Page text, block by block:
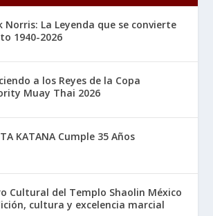
Norris: La Leyenda que se convierte
1940-2026
a los Reyes de la Copa
Muay Thai 2026
KATANA Cumple 35 Años
Cultural del Templo Shaolin México
cultura y excelencia marcial